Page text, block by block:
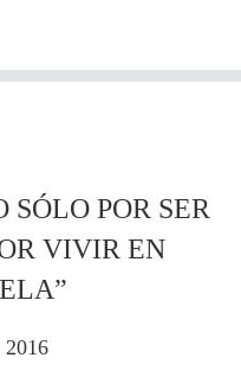
POR SER
VIVIR EN
2016